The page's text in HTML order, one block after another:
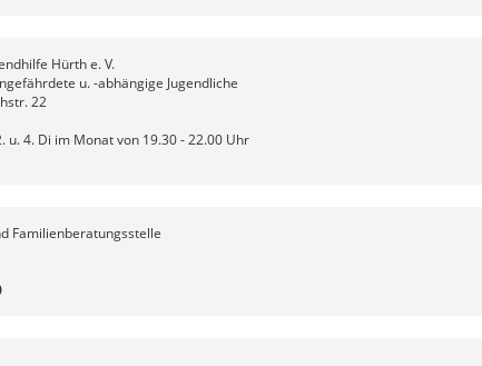
Hürth e. V.
u. -abhängige Jugendliche
22
u. 4. Di im Monat von 19.30 - 22.00 Uhr
Familienberatungsstelle